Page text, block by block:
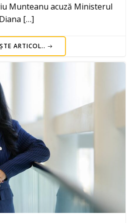
Munteanu acuză Ministerul
[…]
ARTICOL..